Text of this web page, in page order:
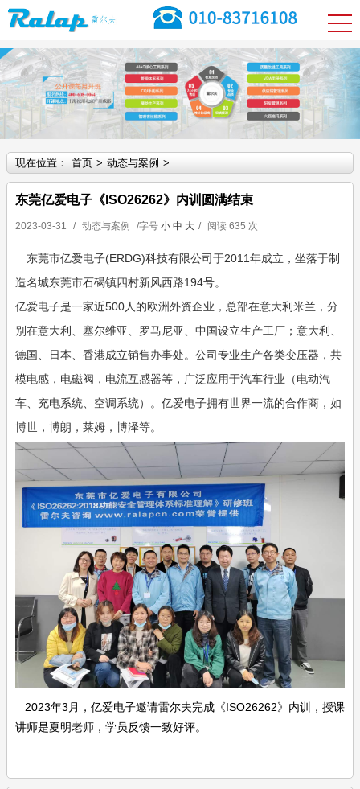
现在位置： 首页 > 动态与案例 >
东莞亿爱电子《ISO26262》内训圆满结束
2023-03-31 / 动态与案例 /字号 小 中 大 / 阅读 635 次
东莞市亿爱电子(ERDG)科技有限公司于2011年成立，坐落于制
造名城东莞市石碣镇四村新风西路194号。
亿爱电子是一家近500人的欧洲外资企业，总部在意大利米兰，分
别在意大利、塞尔维亚、罗马尼亚、中国设立生产工厂；意大利、
德国、日本、香港成立销售办事处。公司专业生产各类变压器，共
模电感，电磁阀，电流互感器等，广泛应用于汽车行业（电动汽
车、充电系统、空调系统）。亿爱电子拥有世界一流的合作商，如
博世，博朗，莱姆，博泽等。
2023年3月，亿爱电子邀请雷尔夫完成《ISO26262》内训，授课
讲师是夏明老师，学员反馈一致好评。